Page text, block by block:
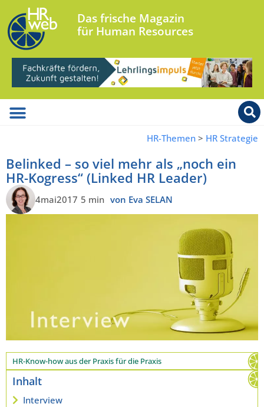
Das frische Magazin
für Human Resources
HR-Themen > HR Strategie
Belinked – so viel mehr als „noch ein
HR-Kogress“ (Linked HR Leader)
4mai2017 5 min von Eva SELAN
HR-Know-how aus der Praxis für die Praxis
Inhalt
Interview